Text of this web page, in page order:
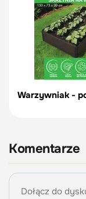
Warzywniak -
Komentarze